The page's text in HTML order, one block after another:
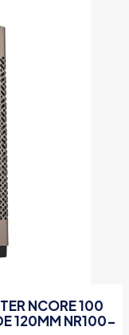
NCORE 100
120MM NR100-